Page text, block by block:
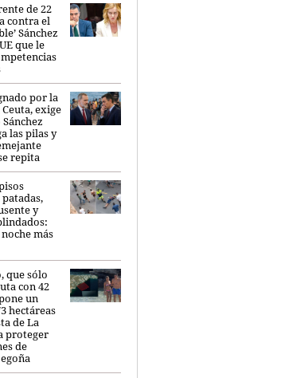
de 22
contra el
Sánchez
que le
por la
exige
las pilas y
repita
y
más
que sólo
con 42
un
hectáreas
de La
proteger
de